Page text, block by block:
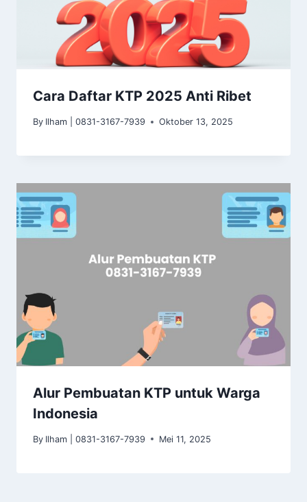
Cara Daftar KTP 2025 Anti Ribet
By Ilham | 0831-3167-7939 Oktober 13, 2025
Alur Pembuatan KTP untuk Warga
Indonesia
By Ilham | 0831-3167-7939 Mei 11, 2025